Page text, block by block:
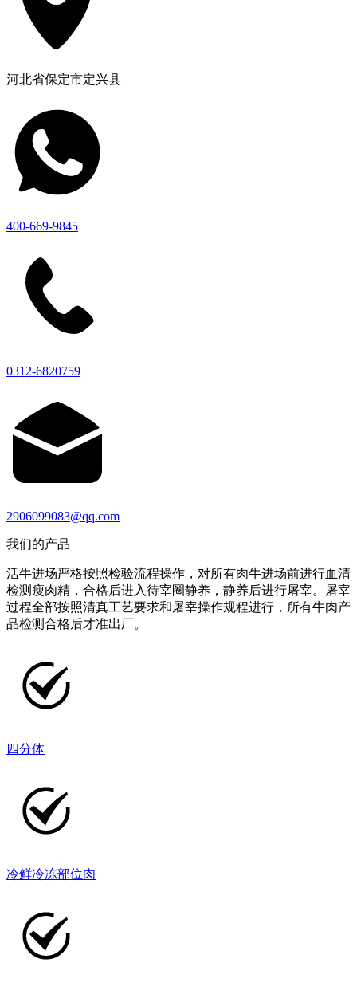
河北省保定市定兴县
400-669-9845
0312-6820759
2906099083@qq.com
我们的产品
活牛进场严格按照检验流程操作，对所有肉牛进场前进行血清
检测瘦肉精，合格后进入待宰圈静养，静养后进行屠宰。屠宰
过程全部按照清真工艺要求和屠宰操作规程进行，所有牛肉产
品检测合格后才准出厂。
四分体
冷鲜冷冻部位肉